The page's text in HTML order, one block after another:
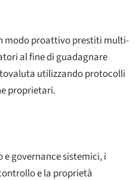
modo proattivo prestiti multi-
al fine di guadagnare
utilizzando protocolli
proprietari.
governance sistemici, i
e la proprietà